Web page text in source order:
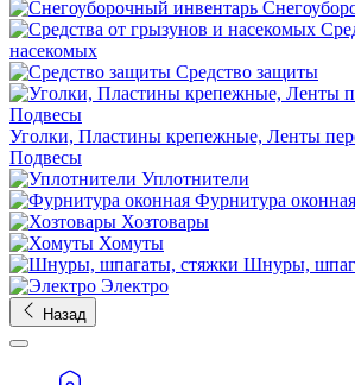
насекомых
Средство защиты
Уголки, Пластины крепежные, Ленты
Подвесы
Уплотнители
Фурнитура оконная
Хозтовары
Хомуты
Шнуры,
Электро
Назад